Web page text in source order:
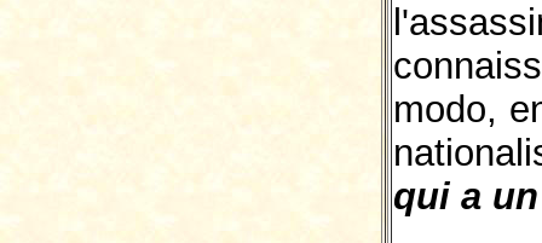
modo,
qui a